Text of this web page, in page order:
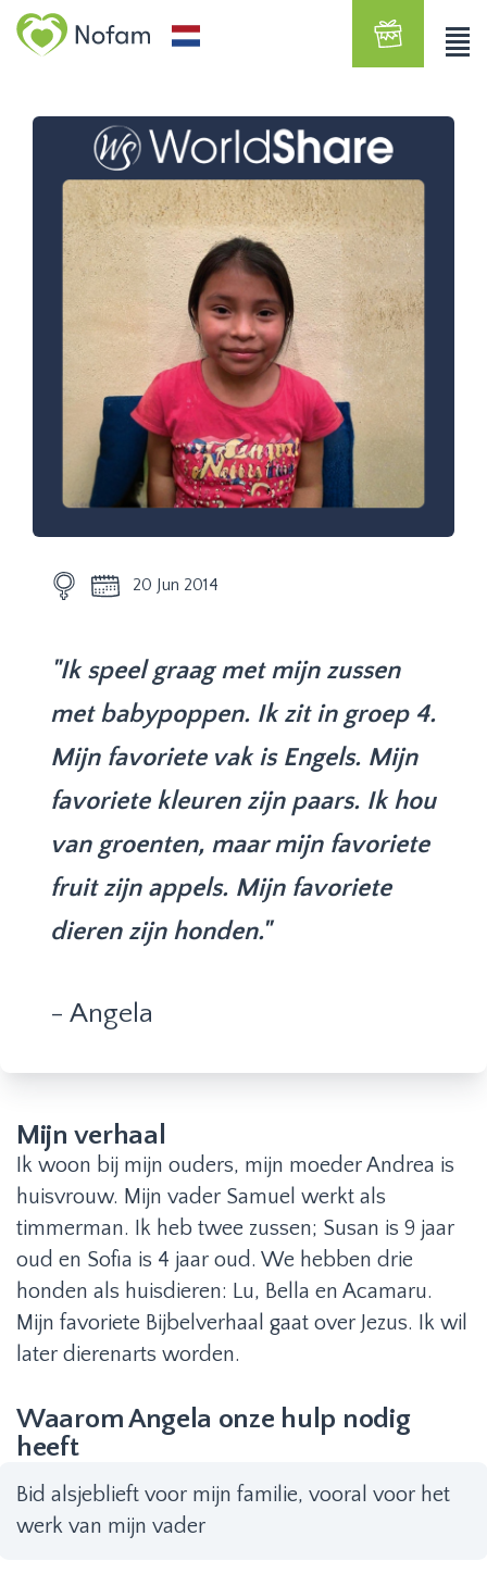
20 Jun 2014
"Ik speel graag met mijn zussen
met babypoppen. Ik zit in groep 4.
Mijn favoriete vak is Engels. Mijn
favoriete kleuren zijn paars. Ik hou
van groenten, maar mijn favoriete
fruit zijn appels. Mijn favoriete
dieren zijn honden."
- Angela
Mijn verhaal
Ik woon bij mijn ouders, mijn moeder Andrea is
huisvrouw. Mijn vader Samuel werkt als
timmerman. Ik heb twee zussen; Susan is 9 jaar
oud en Sofia is 4 jaar oud. We hebben drie
honden als huisdieren: Lu, Bella en Acamaru.
Mijn favoriete Bijbelverhaal gaat over Jezus. Ik wil
later dierenarts worden.
Waarom Angela onze hulp nodig
heeft
Bid alsjeblieft voor mijn familie, vooral voor het
werk van mijn vader